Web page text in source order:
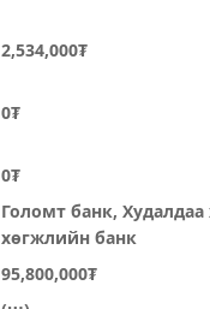
2,534,000₮
0₮
0₮
Голомт банк,
хөгжлийн банк
95,800,000₮